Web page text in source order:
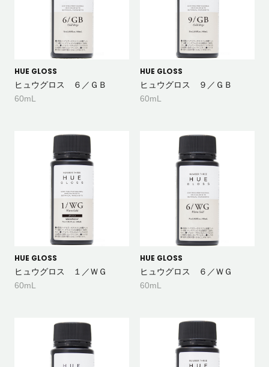
HUE GLOSS
ヒュウグロス ６／ＧＢ
60mL
HUE GLOSS
ヒュウグロス ９／ＧＢ
60mL
HUE GLOSS
ヒュウグロス １／ＷＧ
60mL
HUE GLOSS
ヒュウグロス ６／ＷＧ
60mL